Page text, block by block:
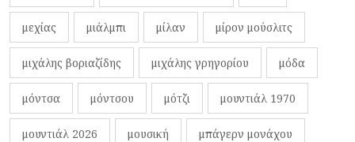
μεχίας μιάλμπι μίλαν μίρον μούσλιτς
μιχάλης βοριαζίδης μιχάλης γρηγορίου μόδα
μόντσα μόντσου μότζι μουντιάλ 1970
μουντιάλ 2026 μουσική μπάγερν μονάχου